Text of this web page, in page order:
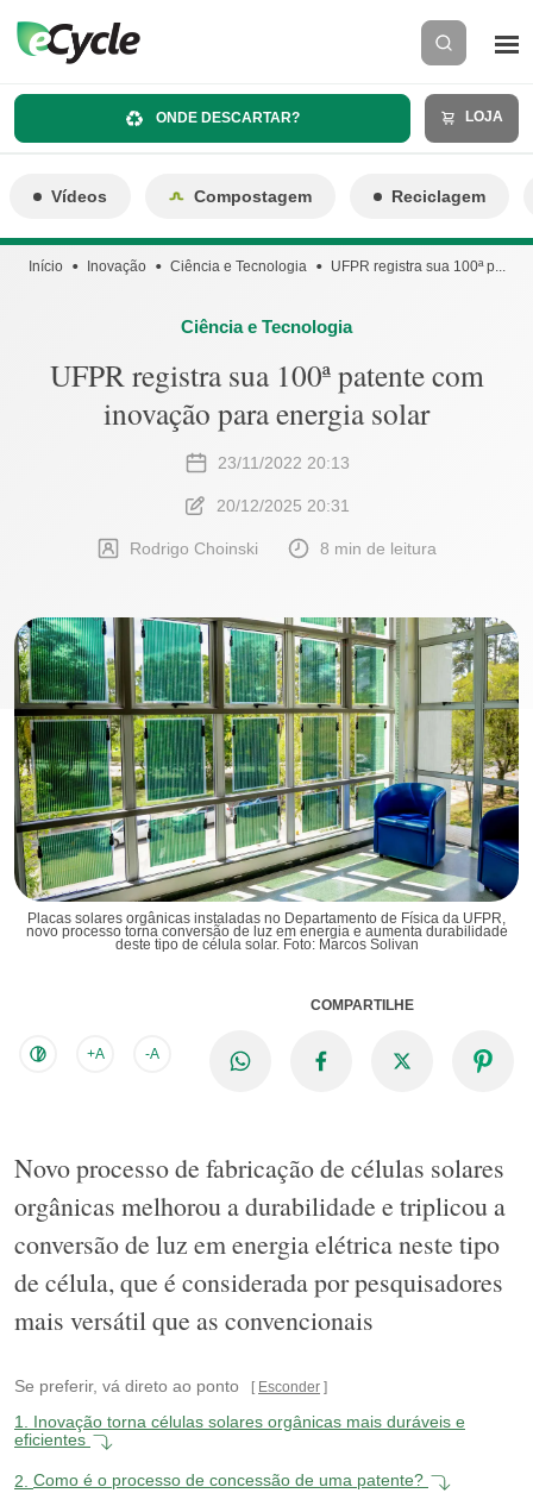
ONDE DESCARTAR? LOJA
Vídeos Compostagem Reciclagem
Início Inovação Ciência e Tecnologia UFPR registra sua 100ª p...
Ciência e Tecnologia
UFPR registra sua 100ª patente com
inovação para energia solar
23/11/2022 20:13
20/12/2025 20:31
Rodrigo Choinski 8 min de leitura
Placas solares orgânicas instaladas no Departamento de Física da UFPR,
novo processo torna conversão de luz em energia e aumenta durabilidade
deste tipo de célula solar. Foto: Marcos Solivan
+A -A
COMPARTILHE
Novo processo de fabricação de células solares
orgânicas melhorou a durabilidade e triplicou a
conversão de luz em energia elétrica neste tipo
de célula, que é considerada por pesquisadores
mais versátil que as convencionais
Se preferir, vá direto ao ponto Esconder
1.
Inovação torna células solares orgânicas mais duráveis e
eficientes
2. Como é o processo de concessão de uma patente?